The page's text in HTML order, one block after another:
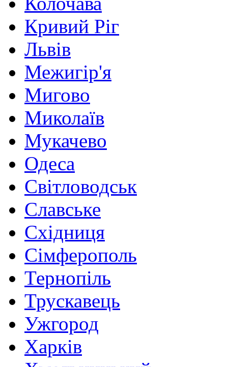
Кривий Ріг
Львів
Межигір'я
Мигово
Миколаїв
Мукачево
Одеса
Світловодськ
Славське
Східниця
Сімферополь
Тернопіль
Трускавець
Ужгород
Харків